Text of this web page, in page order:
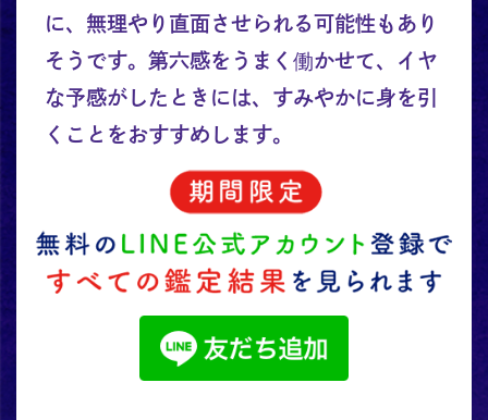
に、無理やり直面させられる可能性もあり
そうです。第六感をうまく働かせて、イヤ
な予感がしたときには、すみやかに身を引
くことをおすすめします。